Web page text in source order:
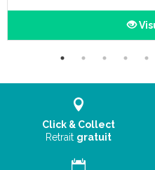
Click & Collect
Retrait gratuit